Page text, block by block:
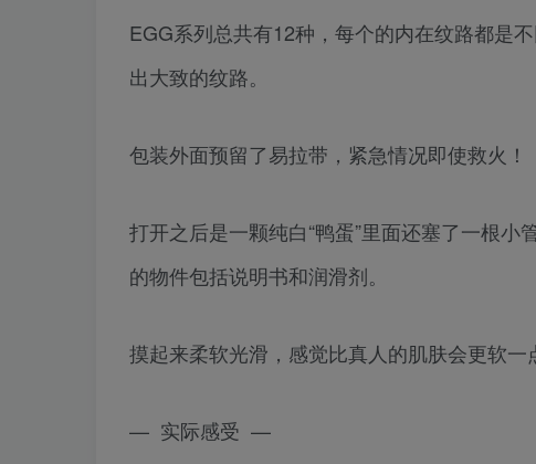
EGG系列总共有12种，每个的内在纹路都是
出大致的纹路。
包装外面预留了易拉带，紧急情况即使救火！
打开之后是一颗纯白“鸭蛋”里面还塞了一根
的物件包括说明书和润滑剂。
摸起来柔软光滑，感觉比真人的肌肤会更软
— 实际感受 —